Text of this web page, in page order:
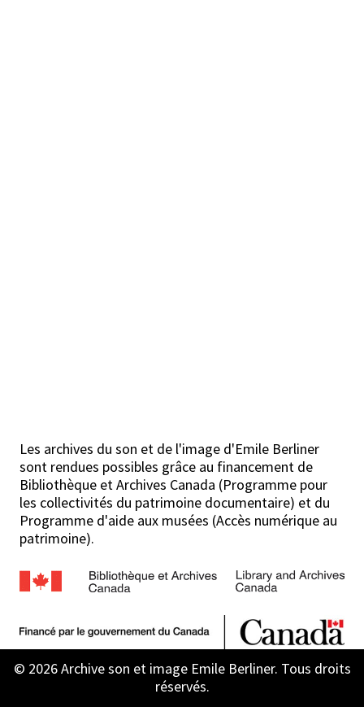
Les archives du son et de l'image d'Emile Berliner
sont rendues possibles grâce au financement de
Bibliothèque et Archives Canada (Programme pour
les collectivités du patrimoine documentaire) et du
Programme d'aide aux musées (Accès numérique au
patrimoine).
© 2026 Archive son et image Emile Berliner. Tous droits
réservés.